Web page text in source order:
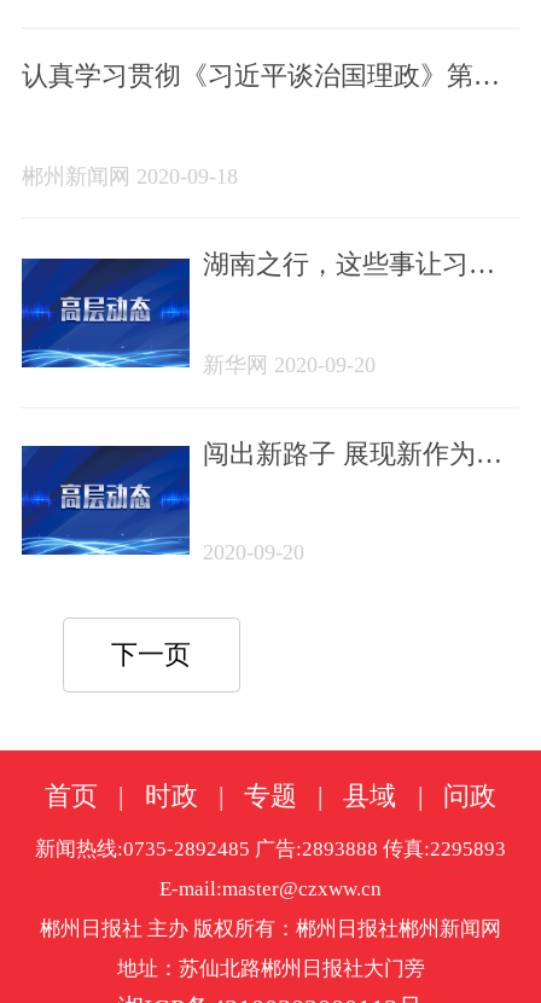
认真学习贯彻《习近平谈治国理政》第三
郴州新闻网 2020-09-18
湖南之行，这些事让习近
新华网 2020-09-20
闯出新路子 展现新作为
心激励担当
2020-09-20
下一页
首页 | 时政 | 专题 | 县域 | 问政
新闻热线:0735-2892485 广告:2893888 传真:2295893
E-mail:master@czxww.cn
郴州日报社 主办 版权所有：郴州日报社郴州新闻网
地址：苏仙北路郴州日报社大门旁